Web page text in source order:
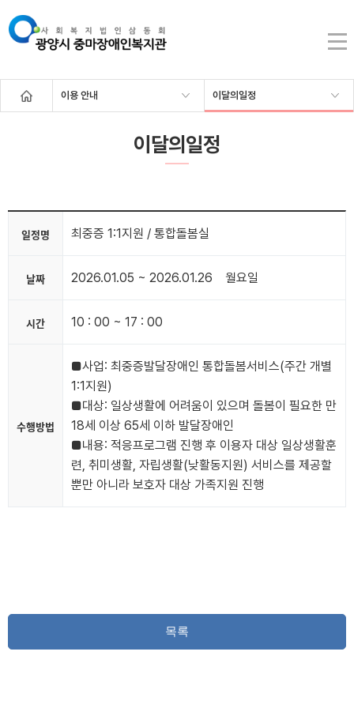
이용 안내 이달의일정
이달의일정
일정명 최중증 1:1지원 / 통합돌봄실
날짜 2026.01.05 ~ 2026.01.26 월요일
시간 10 : 00 ~ 17 : 00
수행방법
■사업: 최중증발달장애인 통합돌봄서비스(주간 개별
1:1지원)
■대상: 일상생활에 어려움이 있으며 돌봄이 필요한 만
18세 이상 65세 이하 발달장애인
■내용: 적응프로그램 진행 후 이용자 대상 일상생활훈
련, 취미생활, 자립생활(낮활동지원) 서비스를 제공할
뿐만 아니라 보호자 대상 가족지원 진행
목록